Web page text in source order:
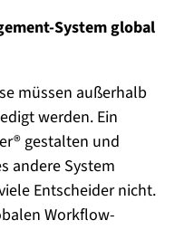
System global
müssen außerhalb
werden. Ein
gestalten und
andere System
Entscheider nicht.
Workflow-